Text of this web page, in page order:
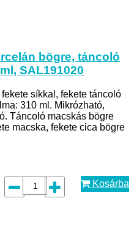
bögre, táncoló
SAL191020
síkkal, fekete táncoló
310 ml. Mikrózható,
Táncoló macskás bögre
macska, fekete cica bögre
Kosárba